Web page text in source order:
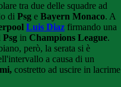
tra due delle squadre ad
di Psg e Bayern Monaco. A
Luis Diaz firmando una
Psg in Champions League.
però, la serata si è
a causa di un
costretto ad uscire in lacrime